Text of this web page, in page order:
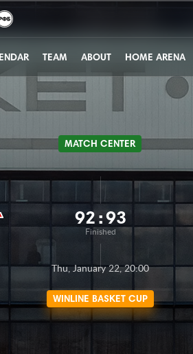
TEAM ABOUT HOME ARENA
MATCH CENTER
92:93
Finished
Thu, January 22, 20:00
WINLINE BASKET CUP